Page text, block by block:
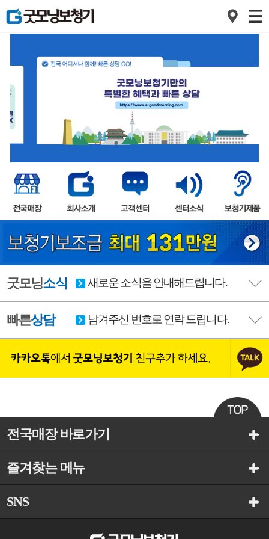
2
3
굿모닝소식 새로운 소식을 안내해드립니다.
빠른상담 남겨주신 번호로 연락 드립니다.
전국매장 바로가기
즐겨찾는 메뉴
SNS